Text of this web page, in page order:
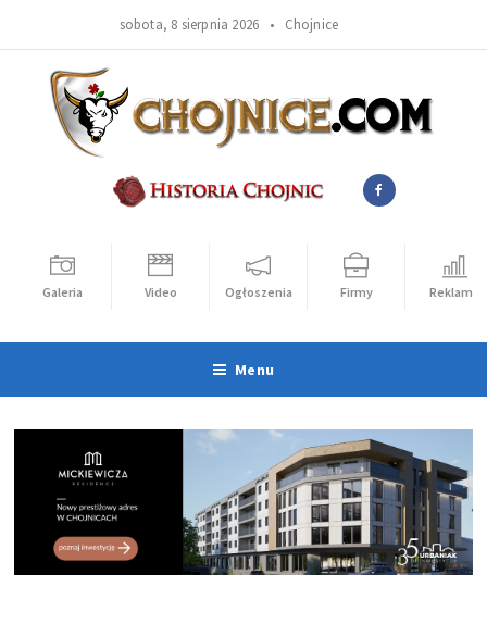
sobota, 8 sierpnia 2026 • Chojnice
Galeria Video Ogłoszenia Firmy Reklama
Menu